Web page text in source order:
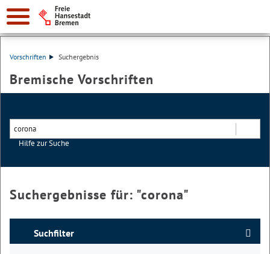
Vorschriften Suchergebnis
Bremische Vorschriften
Hilfe zur Suche
Suchergebnisse für: "corona"
Suchfilter